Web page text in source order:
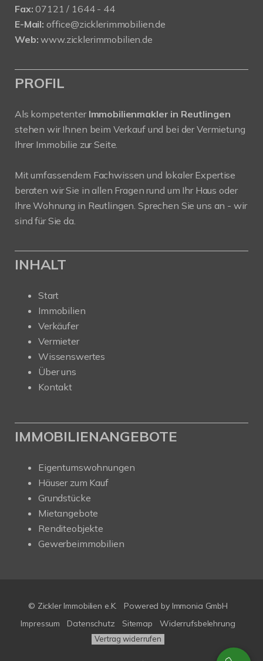
Fax: 07121 / 1644 - 44
E-Mail: office@zicklerimmobilien.de
Web: www.zicklerimmobilien.de
PROFIL
Als kompetenter Immobilienmakler in Reutlingen
stehen wir Ihnen beim Verkauf und bei der Vermietung
Ihrer Immobilie zur Seite.
Mit umfassendem Fachwissen und lokaler Expertise
beraten wir Sie in allen Fragen rund um Ihr Haus oder
Ihre Wohnung in Reutlingen. Sprechen Sie uns an - wir
sind für Sie da.
INHALT
Start
Immobilien
Verkäufer
Vermieter
Wissenswertes
Über uns
Kontakt
IMMOBILIENANGEBOTE
Eigentumswohnungen
Häuser zum Kauf
Grundstücke
Mietangebote
Renditeobjekte
Gewerbeimmobilien
© Zickler Immobilien e.K.
Powered by Immonia GmbH
Impressum
Datenschutz Sitemap Widerrufsbelehrung
Vertrag widerrufen